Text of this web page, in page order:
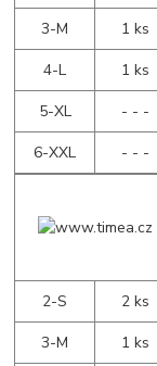
3-M
1 ks
4-L
1 ks
5-XL
- - -
6-XXL
- - -
2-S
2 ks
3-M
1 ks